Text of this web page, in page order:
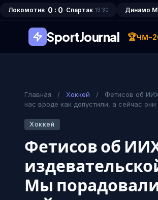
Локомотив 0 : 0 Спартак 19:30 Динамо
SportJournal 🏆ЧМ-
Главная / Хоккей /
Фетисов об
нас вроде как допустили, а сейчас
Хоккей
Фетисов об
Мы